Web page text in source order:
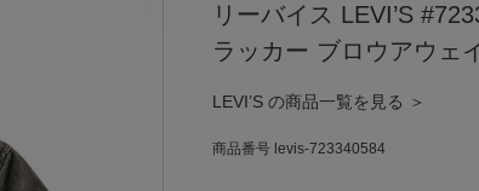
リーバイス LEVI’S
ラッカー ブロウアウェ
LEVI’S の商品一覧を見る ＞
商品番号 levis-723340584